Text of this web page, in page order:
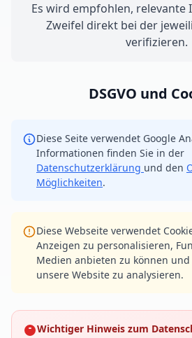
Es wird empfohlen,
Zweifel direkt bei der
verifizieren.
DSGVO und
Diese Seite verwendet Google
Informationen finden Sie in der
Datenschutzerklärung und den
Möglichkeiten.
Diese Webseite verwendet
Anzeigen zu personalisieren,
Medien anbieten zu können
unsere Website zu analysieren.
Wichtiger Hinweis zum